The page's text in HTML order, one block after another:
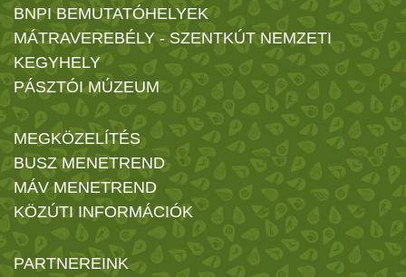
BNPI BEMUTATÓHELYEK
MÁTRAVEREBÉLY - SZENTKÚT NEMZETI
KEGYHELY
PÁSZTÓI MÚZEUM
MEGKÖZELÍTÉS
BUSZ MENETREND
MÁV MENETREND
KÖZÚTI INFORMÁCIÓK
PARTNEREINK